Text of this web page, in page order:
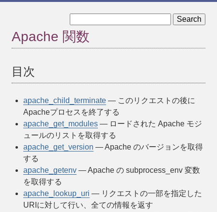
Apache 関数
目次
apache_child_terminate — このリクエストの後に
Apacheプロセスを終了する
apache_get_modules — ロードされた Apache モジ
ュールのリストを取得する
apache_get_version — Apache のバージョンを取得
する
apache_getenv — Apache の subprocess_env 変数
を取得する
apache_lookup_uri — リクエストの一部を指定した
URIに対して行い、全ての情報を返す